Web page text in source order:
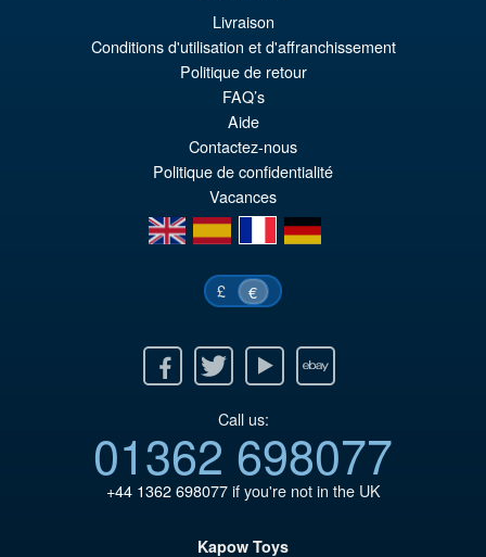
Livraison
Conditions d'utilisation et d'affranchissement
Politique de retour
FAQ’s
Aide
Contactez-nous
Politique de confidentialité
Vacances
en
es fr de
£ €
Twitter Youtube Ebay
Call us:
01362 698077
+44 1362 698077if you're not in the UK
Kapow Toys